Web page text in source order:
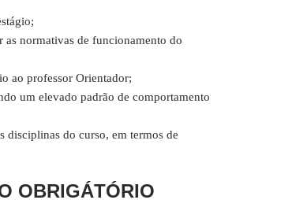
as normativas de funcionamento do
ao professor Orientador;
um elevado padrão de comportamento
disciplinas do curso, em termos de
OBRIGÁTÓRIO